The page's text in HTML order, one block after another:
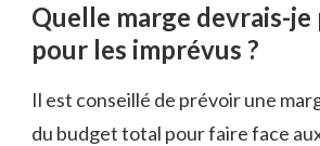
Quelle marge devrais-
pour les imprévus ?
Il est conseillé de prévoir une
du budget total pour faire face